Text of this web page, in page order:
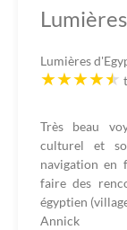
Lumières
Très beau
culturel et
navigation en
faire des
égyptien
Annick